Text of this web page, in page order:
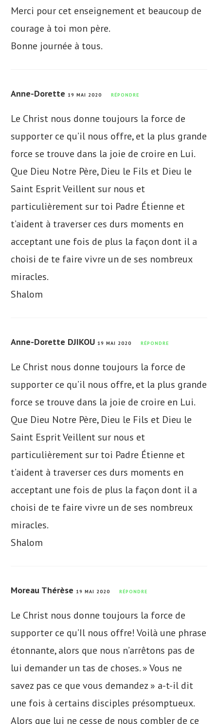
Merci pour cet enseignement et beaucoup de
courage à toi mon père.
Bonne journée à tous.
Anne-Dorette 19 MAI 2020 RÉPONDRE
Le Christ nous donne toujours la force de
supporter ce qu’il nous offre, et la plus grande
force se trouve dans la joie de croire en Lui.
Que Dieu Notre Père, Dieu le Fils et Dieu le
Saint Esprit Veillent sur nous et
particulièrement sur toi Padre Étienne et
t’aident à traverser ces durs moments en
acceptant une fois de plus la façon dont il a
choisi de te faire vivre un de ses nombreux
miracles.
Shalom
Anne-Dorette DJIKOU 19 MAI 2020 RÉPONDRE
Le Christ nous donne toujours la force de
supporter ce qu’il nous offre, et la plus grande
force se trouve dans la joie de croire en Lui.
Que Dieu Notre Père, Dieu le Fils et Dieu le
Saint Esprit Veillent sur nous et
particulièrement sur toi Padre Étienne et
t’aident à traverser ces durs moments en
acceptant une fois de plus la façon dont il a
choisi de te faire vivre un de ses nombreux
miracles.
Shalom
Moreau Thérèse 19 MAI 2020 RÉPONDRE
Le Christ nous donne toujours la force de
supporter ce qu’Il nous offre! Voilà une phrase
étonnante, alors que nous n’arrêtons pas de
lui demander un tas de choses. » Vous ne
savez pas ce que vous demandez » a-t-il dit
une fois à certains disciples présomptueux.
Alors que lui ne cesse de nous combler de ce